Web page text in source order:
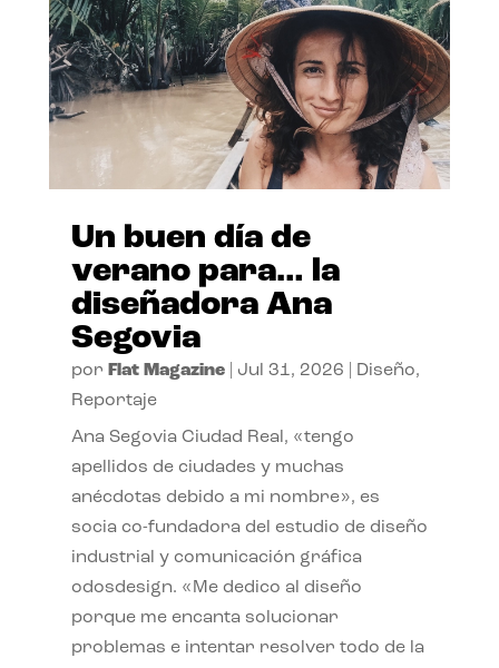
Un buen día de
verano para… la
diseñadora Ana
Segovia
por Flat Magazine| Jul 31, 2026 Diseño,
Reportaje
Ana Segovia Ciudad Real, «tengo
apellidos de ciudades y muchas
anécdotas debido a mi nombre», es
socia co-fundadora del estudio de diseño
industrial y comunicación gráfica
odosdesign. «Me dedico al diseño
porque me encanta solucionar
problemas e intentar resolver todo de la